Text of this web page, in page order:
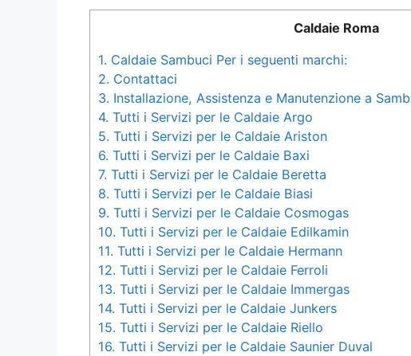
Caldaie Roma
1. Caldaie Sambuci Per i seguenti marchi:
2. Contattaci
3. Installazione, Assistenza e Manutenzione a
4. Tutti i Servizi per le Caldaie Argo
5. Tutti i Servizi per le Caldaie Ariston
6. Tutti i Servizi per le Caldaie Baxi
7. Tutti i Servizi per le Caldaie Beretta
8. Tutti i Servizi per le Caldaie Biasi
9. Tutti i Servizi per le Caldaie Cosmogas
10. Tutti i Servizi per le Caldaie Edilkamin
11. Tutti i Servizi per le Caldaie Hermann
12. Tutti i Servizi per le Caldaie Ferroli
13. Tutti i Servizi per le Caldaie Immergas
14. Tutti i Servizi per le Caldaie Junkers
15. Tutti i Servizi per le Caldaie Riello
16. Tutti i Servizi per le Caldaie Saunier Duval